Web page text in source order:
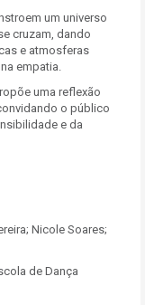
um universo
cruzam, dando
e atmosferas
empatia.
uma reflexão
o público
e da
Nicole Soares;
de Dança